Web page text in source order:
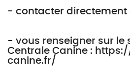
- contacter directement
- vous renseigner sur le
Centrale Canine :
canine.fr/